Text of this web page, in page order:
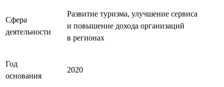
Сфера
деятельности
Развитие туризма, улучшение сервиса
и повышение дохода организаций
в регионах
Год
основания
2020